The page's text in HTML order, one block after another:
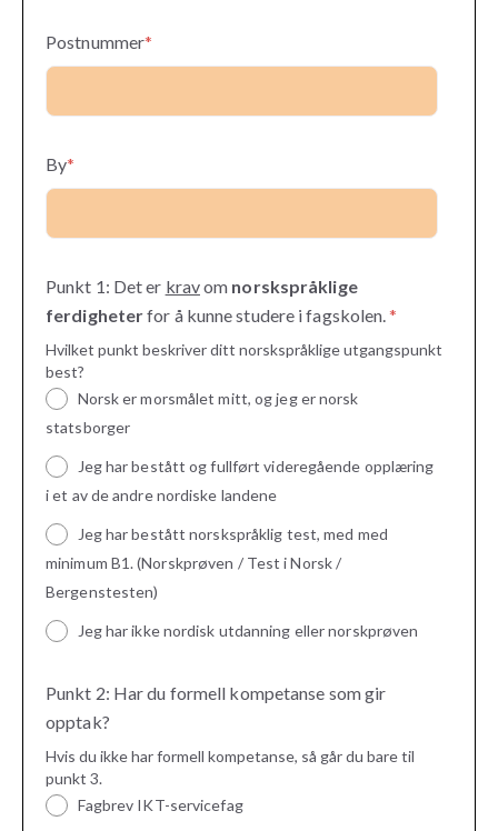
Postnummer*
By*
Punkt 1: Det er kravom norskspråklige
ferdigheterfor å kunne studere i fagskolen.*
Hvilket punkt beskriver ditt norskspråklige utgangspunkt
best?
Norsk er morsmålet mitt, og jeg er norsk
statsborger
Jeg har bestått og fullført videregående opplæring
i et av de andre nordiske landene
Jeg har bestått norskspråklig test, med med
minimum B1. (Norskprøven / Test i Norsk /
Bergenstesten)
Jeg har ikke nordisk utdanning eller norskprøven
Punkt 2: Har du formell kompetanse som gir
opptak?
Hvis du ikke har formell kompetanse, så går du bare til
punkt 3.
Fagbrev IKT-servicefag